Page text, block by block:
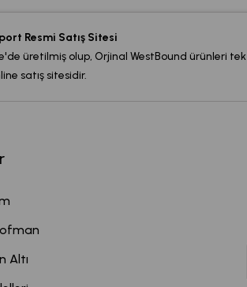
Resmi Satış Sitesi
üretilmiş olup, Orjinal WestBound ürünleri tek
satış sitesidir.
Altı